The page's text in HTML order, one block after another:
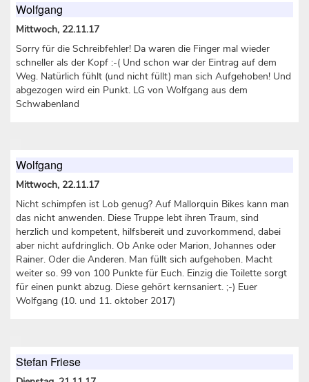
Wolfgang
Mittwoch, 22.11.17
Sorry für die Schreibfehler! Da waren die Finger mal wieder
schneller als der Kopf :-( Und schon war der Eintrag auf dem
Weg. Natürlich fühlt (und nicht füllt) man sich Aufgehoben! Und
abgezogen wird ein Punkt. LG von Wolfgang aus dem
Schwabenland
Wolfgang
Mittwoch, 22.11.17
Nicht schimpfen ist Lob genug? Auf Mallorquin Bikes kann man
das nicht anwenden. Diese Truppe lebt ihren Traum, sind
herzlich und kompetent, hilfsbereit und zuvorkommend, dabei
aber nicht aufdringlich. Ob Anke oder Marion, Johannes oder
Rainer. Oder die Anderen. Man füllt sich aufgehoben. Macht
weiter so. 99 von 100 Punkte für Euch. Einzig die Toilette sorgt
für einen punkt abzug. Diese gehört kernsaniert. ;-) Euer
Wolfgang (10. und 11. oktober 2017)
Stefan Friese